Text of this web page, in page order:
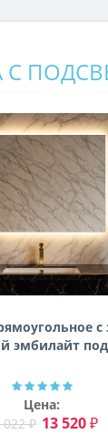
С
с
эмбилайт
Цена:
022 ₽ 13 520 ₽